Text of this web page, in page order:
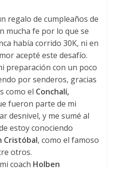
regalo de cumpleaños de
mucha fe por lo que se
había corrido 30K, ni en
acepté este desafío.
preparación con un poco
por senderos, gracias
como el Conchalí,
fueron parte de mi
desnivel, y me sumé al
estoy conociendo
Cristóbal, como el famoso
otros.
coach Holben